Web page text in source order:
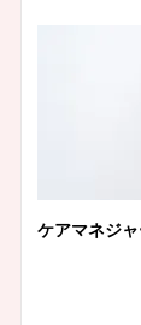
ケアマネジ